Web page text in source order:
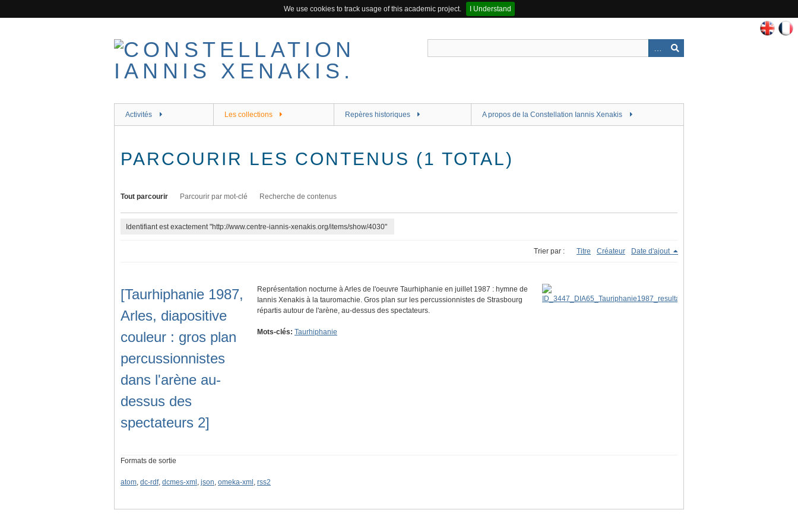
We use cookies to track usage of this academic project.
I Understand
Activités Les collections Repères historiques A propos de la Constellation Iannis Xenakis
PARCOURIR LES CONTENUS (1 TOTAL)
Tout parcourir Parcourir par mot-clé Recherche de contenus
Identifiant est exactement "http://www.centre-iannis-xenakis.org/items/show/4030"
Trier par : Titre Créateur Date d'ajout
[Taurhiphanie 1987,
Arles, diapositive
couleur : gros plan
percussionnistes
dans l'arène au-
dessus des
spectateurs 2]
Représentation nocturne à Arles de l'oeuvre Taurhiphanie en juillet 1987 : hymne de
Iannis Xenakis à la tauromachie. Gros plan sur les percussionnistes de Strasbourg
répartis autour de l'arène, au-dessus des spectateurs.
Mots-clés: Taurhiphanie
Formats de sortie
atom, dc-rdf, dcmes-xml , json, omeka-xml , rss2